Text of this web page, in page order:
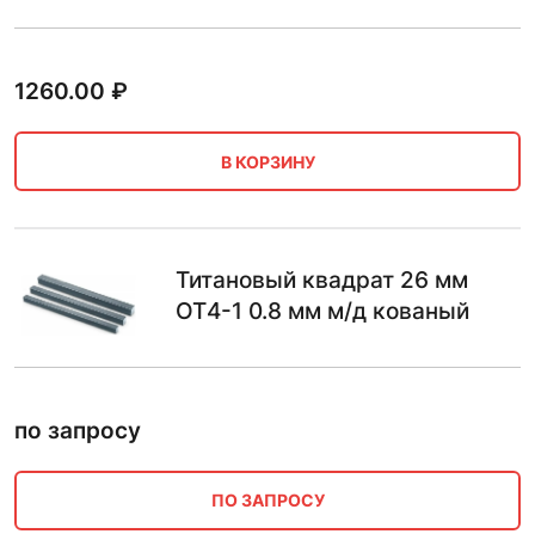
1260.00 ₽
В КОРЗИНУ
Титановый квадрат 26 мм
ОТ4-1 0.8 мм м/д кованый
по запросу
ПО ЗАПРОСУ